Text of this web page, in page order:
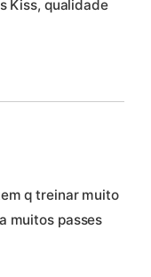
Kiss, qualidade
q treinar muito
muitos passes